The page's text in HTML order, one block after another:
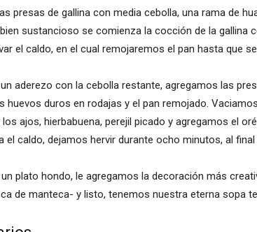
presas de gallina con media cebolla, una rama de
sustancioso se comienza la cocción de la gallina
el caldo, en el cual remojaremos el pan hasta que
aderezo con la cebolla restante, agregamos las
huevos duros en rodajas y el pan remojado.
ajos, hierbabuena, perejil picado y agregamos el
el caldo, dejamos hervir durante ocho minutos, al
plato hondo, le agregamos la decoración más
de manteca- y listo, tenemos nuestra eterna sopa